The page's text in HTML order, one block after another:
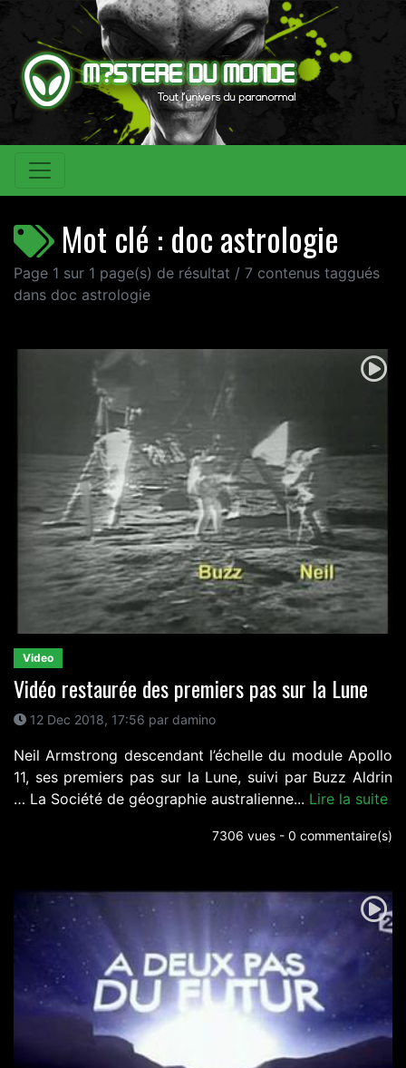
Mot clé : doc astrologie
Page 1 sur 1 page(s) de résultat / 7 contenus taggués
dans doc astrologie
Video
Vidéo restaurée des premiers pas sur la Lune
12 Dec 2018, 17:56 par damino
Neil Armstrong descendant l’échelle du module Apollo
11, ses premiers pas sur la Lune, suivi par Buzz Aldrin
… La Société de géographie australienne... Lire la suite
7306 vues - 0 commentaire(s)